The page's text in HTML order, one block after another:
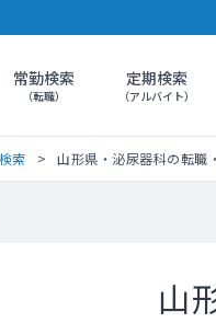
医局
常勤検索
（転職）
定期検索
（アルバイト）
索 山形県・泌尿器科の転職
山